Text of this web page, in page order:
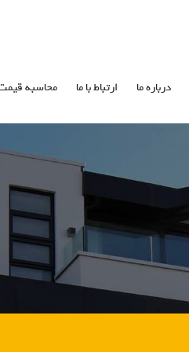
درباره ما ارتباط با ما محاسبه